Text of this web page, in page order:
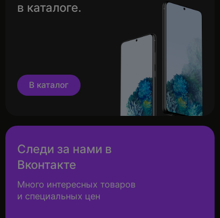
в каталоге.
В каталог
Следи за нами в
Вконтакте
Много интересных товаров
и специальных цен